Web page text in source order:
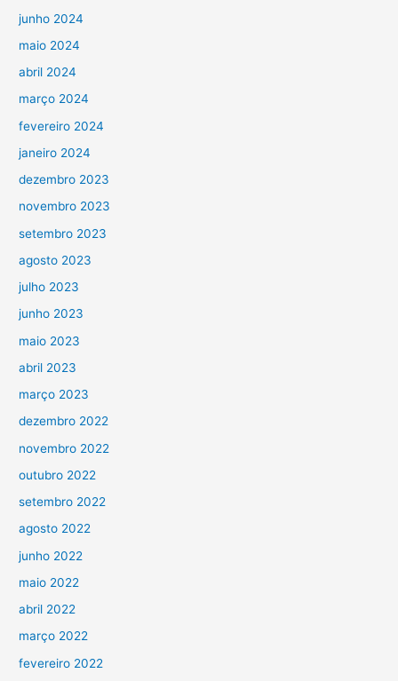
junho 2024
maio 2024
abril 2024
março 2024
fevereiro 2024
janeiro 2024
dezembro 2023
novembro 2023
setembro 2023
agosto 2023
julho 2023
junho 2023
maio 2023
abril 2023
março 2023
dezembro 2022
novembro 2022
outubro 2022
setembro 2022
agosto 2022
junho 2022
maio 2022
abril 2022
março 2022
fevereiro 2022